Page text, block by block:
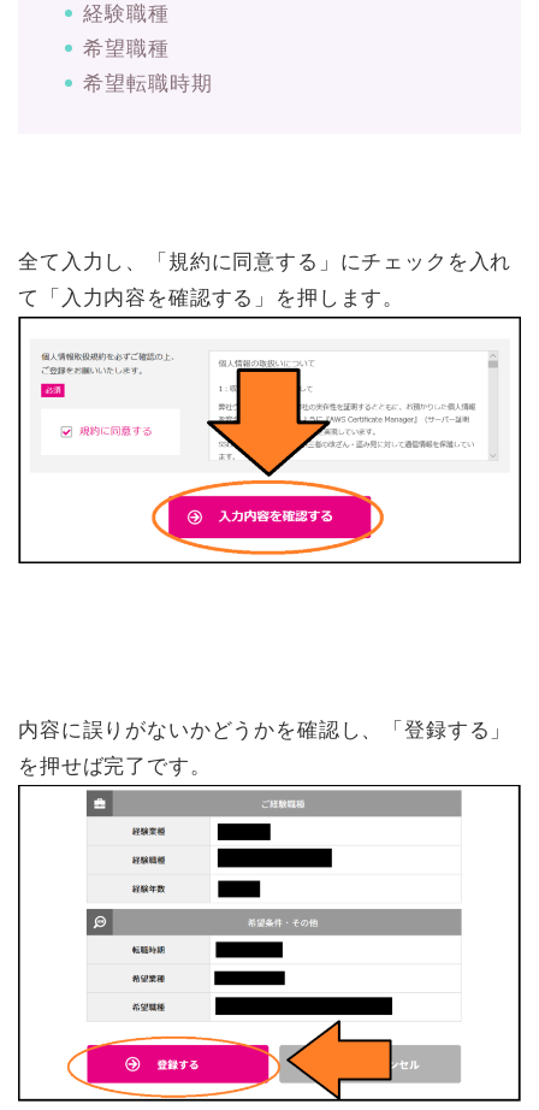
経験職種
希望職種
希望転職時期
全て入力し、「規約に同意する」にチェックを入れ
て「入力内容を確認する」を押します。
内容に誤りがないかどうかを確認し、「登録する」
を押せば完了です。